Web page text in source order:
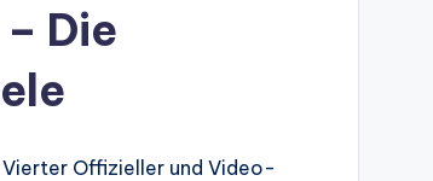
Die
Offizieller und Video-